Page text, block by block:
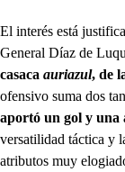
El interés está
General Díaz de
casaca auriazul, de
ofensivo suma dos
aportó un gol y una
versatilidad táctica y
atributos muy